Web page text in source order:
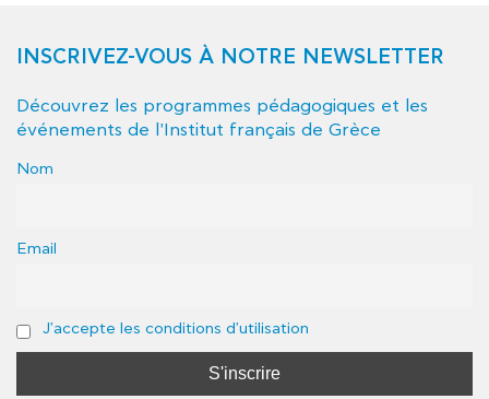
INSCRIVEZ-VOUS À NOTRE NEWSLETTER
Découvrez les programmes pédagogiques et les
événements de l'Institut français de Grèce
Nom
Email
J'accepte les conditions d'utilisation